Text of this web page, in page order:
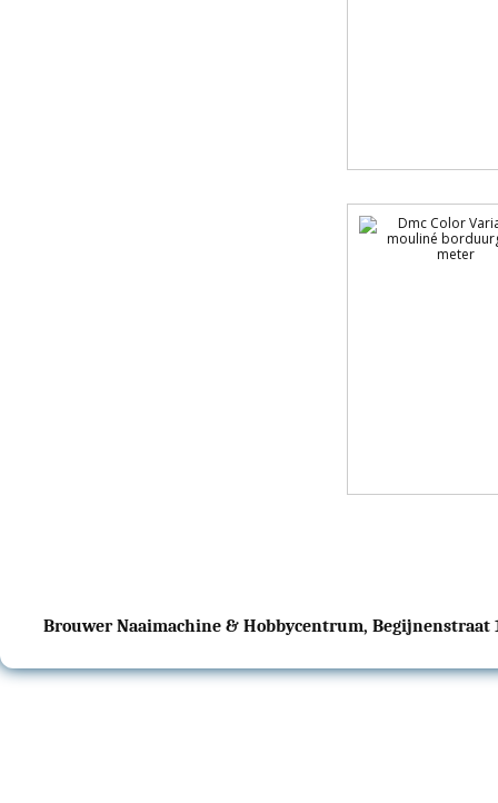
Brouwer Naaimachine & Hobbycentrum, Begijnenstraat